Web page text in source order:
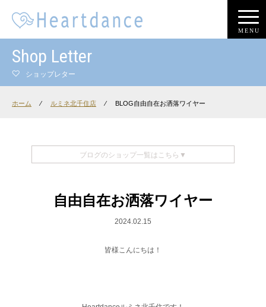
MENU
Shop Letter
ショップレター
ホーム ⁄ ルミネ北千住店 ⁄ BLOG自由自在お洒落ワイヤー
ブログのショップ一覧はこちら▼
自由自在お洒落ワイヤー
2024.02.15
皆様こんにちは！